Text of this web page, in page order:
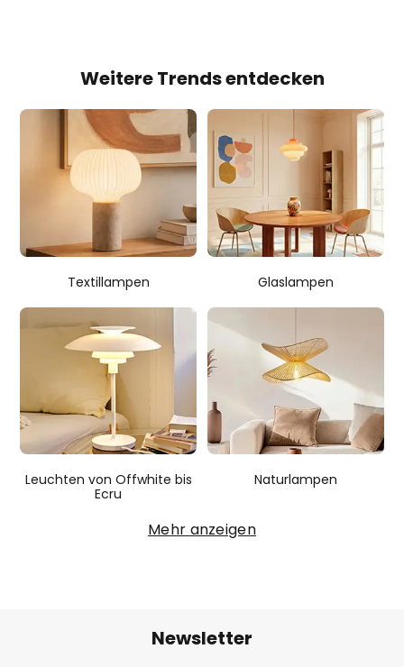
Weitere Trends entdecken
Textillampen Glaslampen
Leuchten von Offwhite bis
Ecru
Naturlampen
Mehr anzeigen
Newsletter